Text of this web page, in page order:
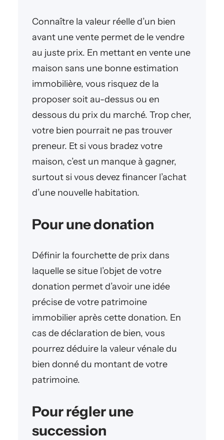
Connaître la valeur réelle d’un bien
avant une vente permet de le vendre
au juste prix. En mettant en vente une
maison sans une bonne estimation
immobilière, vous risquez de la
proposer soit au-dessus ou en
dessous du prix du marché. Trop cher,
votre bien pourrait ne pas trouver
preneur. Et si vous bradez votre
maison, c’est un manque à gagner,
surtout si vous devez financer l’achat
d’une nouvelle habitation.
Pour une donation
Définir la fourchette de prix dans
laquelle se situe l’objet de votre
donation permet d’avoir une idée
précise de votre patrimoine
immobilier après cette donation. En
cas de déclaration de bien, vous
pourrez déduire la valeur vénale du
bien donné du montant de votre
patrimoine.
Pour régler une
succession